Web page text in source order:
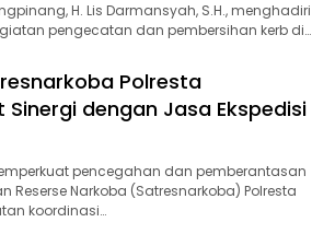
H. Lis Darmansyah, S.H., menghadiri
pengecatan dan pembersihan kerb di…
Polresta
dengan Jasa Ekspedisi
pencegahan dan pemberantasan
Reserse Narkoba (Satresnarkoba) Polresta
koordinasi…